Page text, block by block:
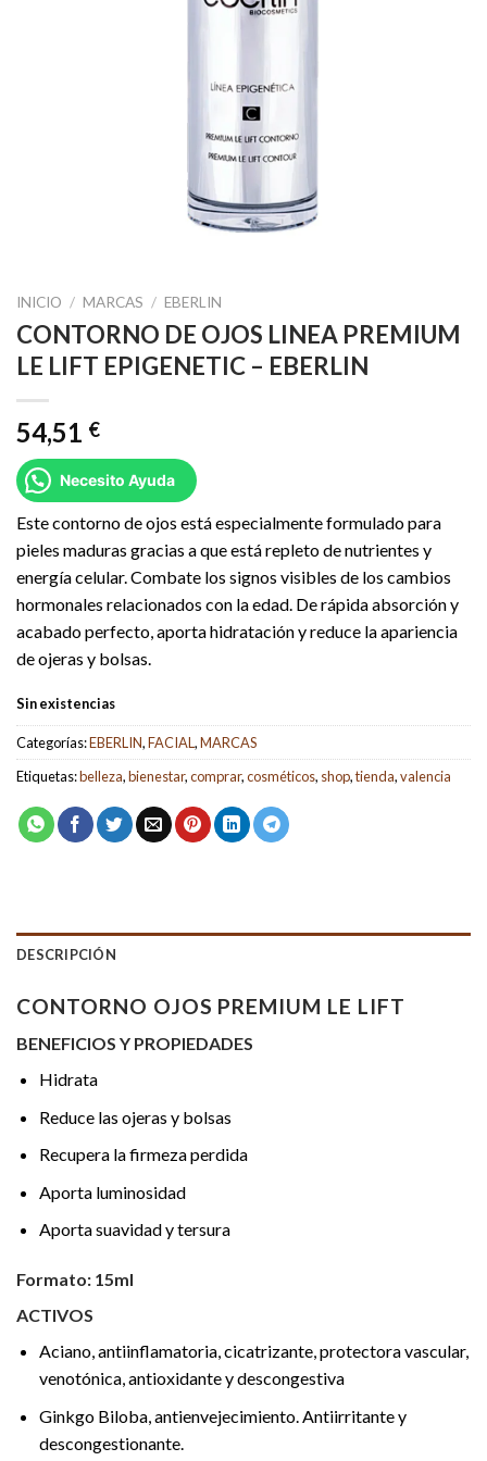
INICIO / MARCAS / EBERLIN
CONTORNO DE OJOS LINEA PREMIUM
LE LIFT EPIGENETIC – EBERLIN
54,51 €
Necesito Ayuda
Este contorno de ojos está especialmente formulado para
pieles maduras gracias a que está repleto de nutrientes y
energía celular. Combate los signos visibles de los cambios
hormonales relacionados con la edad. De rápida absorción y
acabado perfecto, aporta hidratación y reduce la apariencia
de ojeras y bolsas.
Sin existencias
Categorías:EBERLIN,FACIAL,MARCAS
Etiquetas:belleza,bienestar,comprar,cosméticos, shop,tienda,valencia
DESCRIPCIÓN
CONTORNO OJOS PREMIUM LE LIFT
BENEFICIOS Y PROPIEDADES
Hidrata
Reduce las ojeras y bolsas
Recupera la firmeza perdida
Aporta luminosidad
Aporta suavidad y tersura
Formato: 15ml
ACTIVOS
Aciano, antiinflamatoria, cicatrizante, protectora vascular,
venotónica, antioxidante y descongestiva
Ginkgo Biloba, antienvejecimiento. Antiirritante y
descongestionante.